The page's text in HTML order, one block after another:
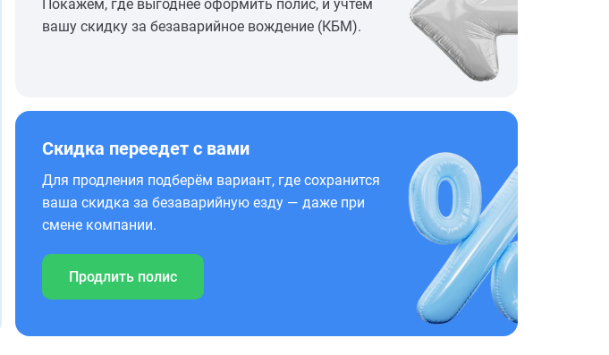
Покажем, где выгоднее оформить полис, и учтём
вашу скидку за безаварийное вождение (КБМ).
Скидка переедет с вами
Для продления подберём вариант, где сохранится
ваша скидка за безаварийную езду — даже при
смене компании.
Продлить полис